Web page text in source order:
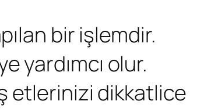
bir işlemdir.
yardımcı olur.
etlerinizi dikkatlice